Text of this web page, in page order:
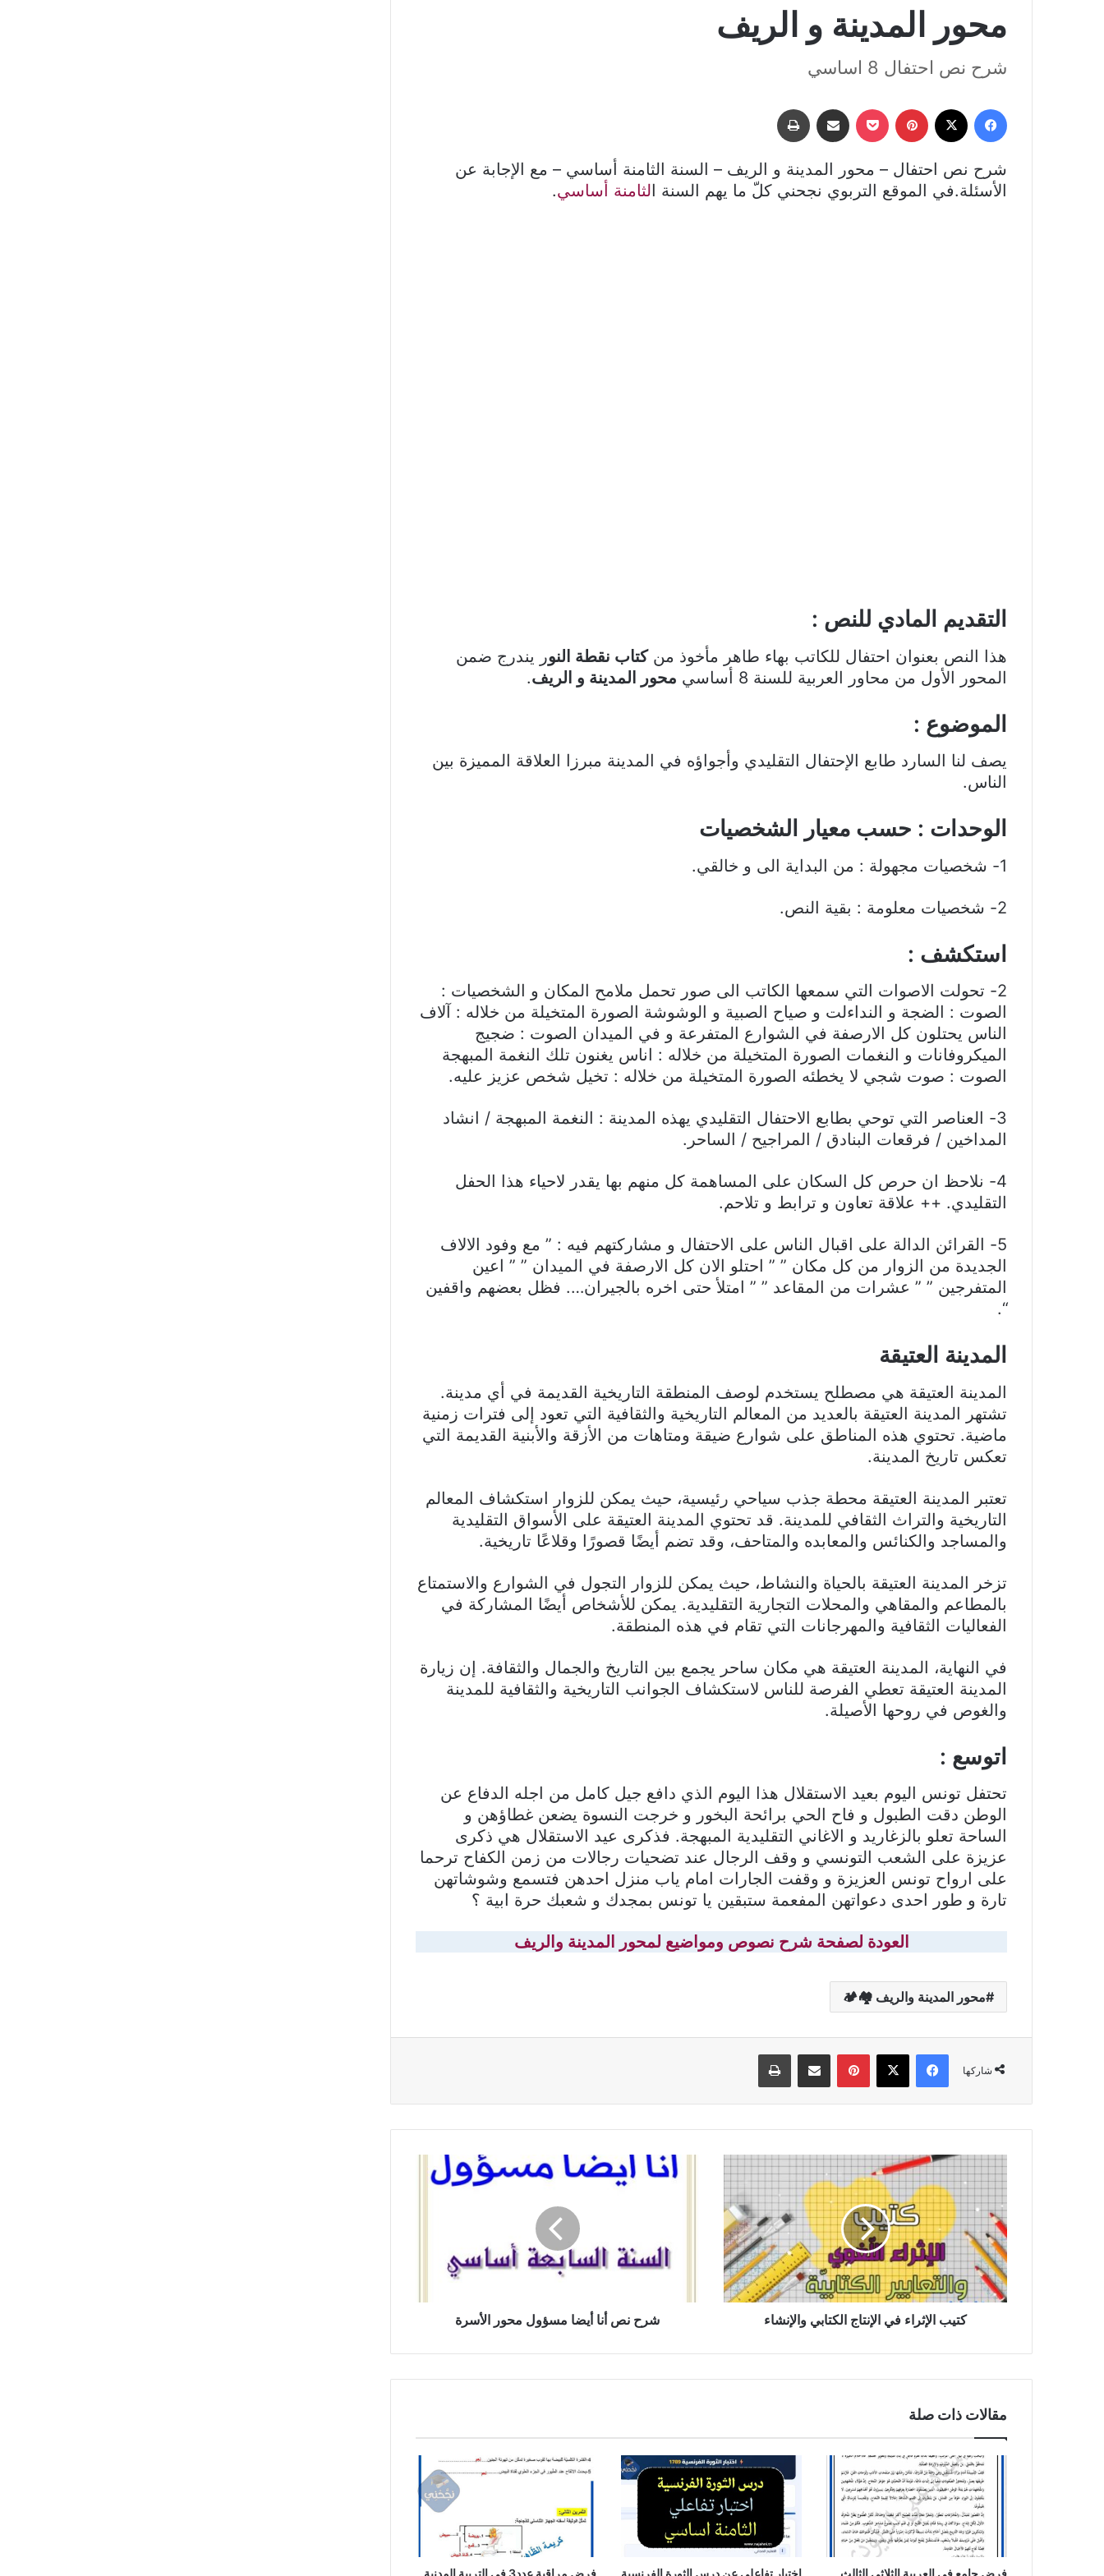
محور المدينة و الريف
شرح نص احتفال 8 اساسي
فيسبوك بينتيريست ‫Pocket مشاركة عبر البريد
شرح نص احتفال – محور المدينة و الريف – السنة الثامنة أساسي – مع الإجابة عن
الأسئلة.في الموقع التربوي نجحني كلّ ما يهم السنة الثامنة أساسي.
التقديم المادي للنص :
هذا النص بعنوان احتفال للكاتب بهاء طاهر مأخوذ منكتاب نقطة النور يندرج ضمن
المحور الأول من محاور العربية للسنة 8 أساسي
محور المدينة و الريف.
الموضوع :
يصف لنا السارد طابع الإحتفال التقليدي وأجواؤه في المدينة مبرزا العلاقة المميزة بين
الناس.
الوحدات : حسب معيار الشخصيات
1- شخصيات مجهولة : من البداية الى و خالقي.
2- شخصيات معلومة : بقية النص.
استكشف :
2- تحولت الاصوات التي سمعها الكاتب الى صور تحمل ملامح المكان و الشخصيات :
الصوت : الضجة و النداءلت و صياح الصبية و الوشوشة الصورة المتخيلة من خلاله : آلاف
الناس يحتلون كل الارصفة في الشوارع المتفرعة و في الميدان الصوت : ضجيج
الميكروفانات و النغمات الصورة المتخيلة من خلاله : اناس يغنون تلك النغمة المبهجة
الصوت : صوت شجي لا يخطئه الصورة المتخيلة من خلاله : تخيل شخص عزيز عليه.
3- العناصر التي توحي بطابع الاحتفال التقليدي يهذه المدينة : النغمة المبهجة / انشاد
المداخين / فرقعات البنادق / المراجيح / الساحر.
4- نلاحظ ان حرص كل السكان على المساهمة كل منهم بها يقدر لاحياء هذا الحفل
التقليدي. ++ علاقة تعاون و ترابط و تلاحم.
5- القرائن الدالة على اقبال الناس على الاحتفال و مشاركتهم فيه : ” مع وفود الالاف
الجديدة من الزوار من كل مكان ” ” احتلو الان كل الارصفة في الميدان ” ” اعين
المتفرجين ” ” عشرات من المقاعد ” ” امتلأ حتى اخره بالجيران…. فظل بعضهم واقفين
“.
المدينة العتيقة
المدينة العتيقة هي مصطلح يستخدم لوصف المنطقة التاريخية القديمة في أي مدينة.
تشتهر المدينة العتيقة بالعديد من المعالم التاريخية والثقافية التي تعود إلى فترات زمنية
ماضية. تحتوي هذه المناطق على شوارع ضيقة ومتاهات من الأزقة والأبنية القديمة التي
تعكس تاريخ المدينة.
تعتبر المدينة العتيقة محطة جذب سياحي رئيسية، حيث يمكن للزوار استكشاف المعالم
التاريخية والتراث الثقافي للمدينة. قد تحتوي المدينة العتيقة على الأسواق التقليدية
والمساجد والكنائس والمعابده والمتاحف، وقد تضم أيضًا قصورًا وقلاعًا تاريخية.
تزخر المدينة العتيقة بالحياة والنشاط، حيث يمكن للزوار التجول في الشوارع والاستمتاع
بالمطاعم والمقاهي والمحلات التجارية التقليدية. يمكن للأشخاص أيضًا المشاركة في
الفعاليات الثقافية والمهرجانات التي تقام في هذه المنطقة.
في النهاية، المدينة العتيقة هي مكان ساحر يجمع بين التاريخ والجمال والثقافة. إن زيارة
المدينة العتيقة تعطي الفرصة للناس لاستكشاف الجوانب التاريخية والثقافية للمدينة
والغوص في روحها الأصيلة.
اتوسع :
تحتفل تونس اليوم بعيد الاستقلال هذا اليوم الذي دافع جيل كامل من اجله الدفاع عن
الوطن دقت الطبول و فاح الحي برائحة البخور و خرجت النسوة يضعن غطاؤهن و
الساحة تعلو بالزغاريد و الاغاني التقليدية المبهجة. فذكرى عيد الاستقلال هي ذكرى
عزيزة على الشعب التونسي و وقف الرجال عند تضحيات رجالات من زمن الكفاح ترحما
على ارواح تونس العزيزة و وقفت الجارات امام ياب منزل احدهن فتسمع وشوشاتهن
تارة و طور احدى دعواتهن المفعمة ستبقين يا تونس بمجدك و شعبك حرة ابية ؟
العودة لصفحة شرح نصوص ومواضيع لمحور المدينة والريف
محور المدينة والريف 🏘🏕
شاركها
فيسبوك ‫X بينتيريستمشاركة عبر البريد طباعة
كتيب
الإثراء
في
الإنتاج
الكتابي
والإنشاء
كتيب الإثراء في الإنتاج الكتابي والإنشاء شرح نص أنا أيضا مسؤول محور الأسرة
مقالات ذات صلة
فرض جامع في العربية الثلاثي الثالث اختبار تفاعلي عن درس الثورة الفرنسية فرض مراقبة عدد3 في التربية المدنية